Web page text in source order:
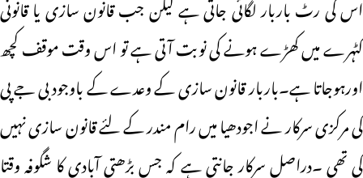
کٹہرے میں کھڑے ہونے کی نوبت آتی ہے تو اس وقت موقف کچھ
اورہوجاتا ہے۔باربار قانون سازی کے وعدے کے باوجود بی جے پی
کی مرکزی سرکار نے اجودھیا میں رام مندر کے لئے قانون سازی نہیں
کی تھی ۔دراصل سرکار جانتی ہے کہ جس بڑھتی آبادی کا شگوفہ وقتا